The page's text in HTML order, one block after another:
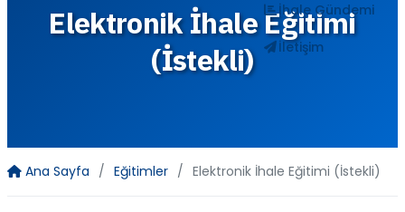
İhale Gündemi
İletişim
Elektronik İhale Eğitimi
(İstekli)
Ana Sayfa Eğitimler Elektronik İhale Eğitimi (İstekli)